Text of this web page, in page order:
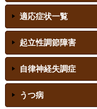
適応症状一覧
起立性調節障害
自律神経失調症
うつ病